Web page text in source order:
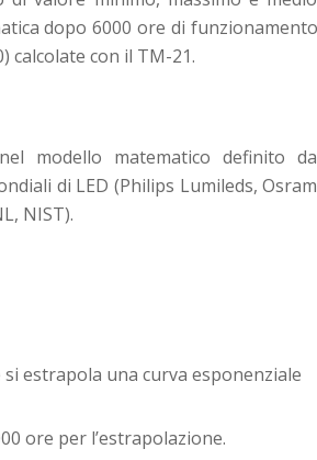
dopo 6000 ore di
calcolate con il TM-21.
modello matematico definito
di LED (Philips Lumileds,
NIST).
si estrapola una curva esponenziale
ore per l’estrapolazione.